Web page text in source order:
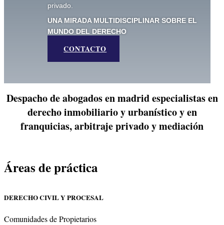
privado.
UNA MIRADA MULTIDISCIPLINAR SOBRE EL
MUNDO DEL DERECHO
CONTACTO
Despacho de abogados en madrid especialistas en
derecho inmobiliario y urbanístico y en
franquicias, arbitraje privado y mediación
Áreas de práctica
DERECHO CIVIL Y PROCESAL
Comunidades de Propietarios